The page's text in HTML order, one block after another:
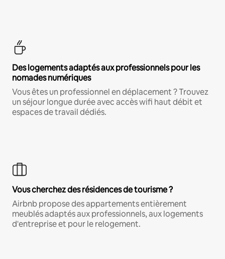
Des logements adaptés aux professionnels pour les
nomades numériques
Vous êtes un professionnel en déplacement ? Trouvez
un séjour longue durée avec accès wifi haut débit et
espaces de travail dédiés.
Vous cherchez des résidences de tourisme ?
Airbnb propose des appartements entièrement
meublés adaptés aux professionnels, aux logements
d'entreprise et pour le relogement.